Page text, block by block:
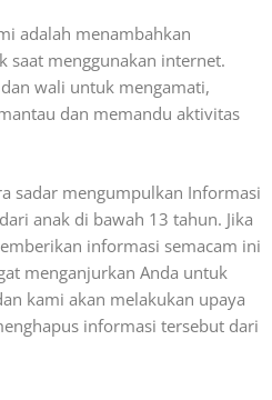
adalah menambahkan
saat menggunakan internet.
wali untuk mengamati,
dan memandu aktivitas
sadar mengumpulkan Informasi
anak di bawah 13 tahun. Jika
informasi semacam ini
menganjurkan Anda untuk
kami akan melakukan upaya
informasi tersebut dari